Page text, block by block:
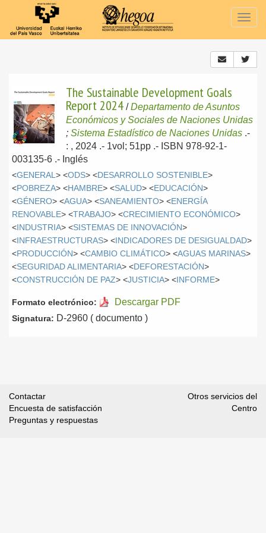
The Sustainable Development Goals
Report 2024 /Departamento de Asuntos
Económicos y Sociales de Naciones Unidas
; Sistema Estadístico de Naciones Unidas .-
: , 2024 .- 1vol; 51pp .- ISBN 978-92-1-
003135-6 .- Inglés
<GENERAL > <ODS> <DESARROLLO SOSTENIBLE>
<POBREZA> <HAMBRE> <SALUD> <EDUCACIÓN>
<GÉNERO> <AGUA> <SANEAMIENTO> <ENERGÍA
RENOVABLE> <TRABAJO> <CRECIMIENTO ECONÓMICO>
<INDUSTRIA> <SISTEMAS DE INNOVACIÓN>
<INFRAESTRUCTURAS> <INDICADORES DE DESIGUALDAD>
<PRODUCCIÓN> <CAMBIO CLIMÁTICO> <AGUAS MARINAS>
<SEGURIDAD ALIMENTARIA> <DEFORESTACIÓN>
<CONSTRUCCIÓN DE PAZ> <JUSTICIA> <INFORME>
Formato electrónico: Descargar PDF
Signatura: D-2960 ( documento )
Contactar
Encuesta de satisfacción
Preguntas y respuestas
Otros servicios del
Centro